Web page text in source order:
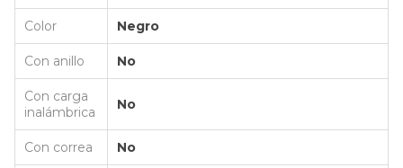
Color Negro
Con anillo No
Con carga
inalámbrica
No
Con correa No